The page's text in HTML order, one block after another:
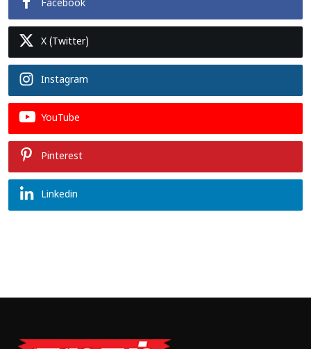
Facebook
X (Twitter)
Instagram
YouTube
Pinterest
Linkedin